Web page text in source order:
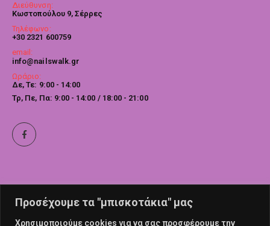
Προσέχουμε τα "μπισκοτάκια" μας
Χρησιμοποιούμε cookies για να σας προσφέρουμε την
Διεύθυνση:
Κωστοπούλου 9, Σέρρες
Τηλέφωνο:
+30 2321 600759
email:
info@nailswalk.gr
Ωράριο:
Δε, Τε: 9:00 - 14:00
Τρ, Πε, Πα: 9:00 - 14:00 / 18:00 - 21:00